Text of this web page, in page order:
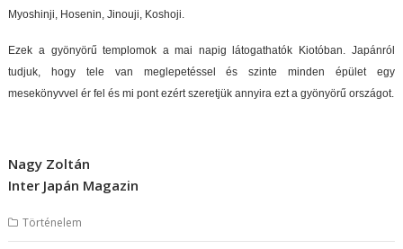
Myoshinji, Hosenin, Jinouji, Koshoji.
Ezek a gyönyörű templomok a mai napig látogathatók Kiotóban. Japánról
tudjuk, hogy tele van meglepetéssel és szinte minden épület egy
mesekönyvvel ér fel és mi pont ezért szeretjük annyira ezt a gyönyörű országot.
Nagy Zoltán
Inter Japán Magazin
Történelem